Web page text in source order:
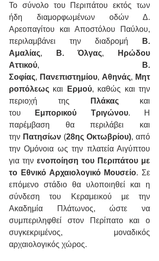
Το σύνολο του Περιπάτου εκτός των
ήδη διαμορφωμένων οδών Δ.
Αρεοπαγίτου και Αποστόλου Παύλου,
περιλαμβάνει την διαδρομή
Β.
Αμαλίας, Β. Όλγας,
Ηρώδου
Αττικού,
Β.
Σοφίας, Πανεπιστημίου, Αθηνάς, Μητ
ροπόλεως και Ερμού, καθώς και την
περιοχή της
Πλάκας και
του
Εμπορικού Τριγώνου. Η
παρέμβαση θα περιλάβει και
την Πατησίων (28ης Οκτωβρίου), από
την Ομόνοια ως την πλατεία Αιγύπτου
για την ενοποίηση του Περιπάτου με
το Εθνικό Αρχαιολογικό Μουσείο. Σε
επόμενο στάδιο θα υλοποιηθεί και η
σύνδεση του Κεραμεικού με την
Ακαδημία Πλάτωνος, ώστε να
συμπεριληφθεί στον Περίπατο και ο
συγκεκριμένος, μοναδικός
αρχαιολογικός χώρος.